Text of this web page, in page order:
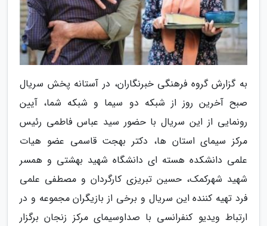
به گزارش گروه فرهنگی خبرنگاران، در آستانه پخش سریال
صبح آخرین روز از شبکه دو سیما و شبکه شما، آیین
رونمایی از این سریال با حضور سید عباس فاطمی رئیس
مرکز سیمای استان ها، دکتر بهجت قاسمی عضو هیات
علمی دانشکده هسته ای دانشگاه شهید بهشتی و همسر
شهید شهرکمک، حسین تبریزی کارگردان و مصطفی علمی
فرد تهیه کننده این سریال و برخی از بازیگران مجموعه و در
ارتباط ویدیو کنفرانسی با صداوسیمای مرکز زنجان برگزار